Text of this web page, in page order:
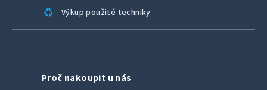
recycling Výkup použité techniky
Proč nakoupit u nás